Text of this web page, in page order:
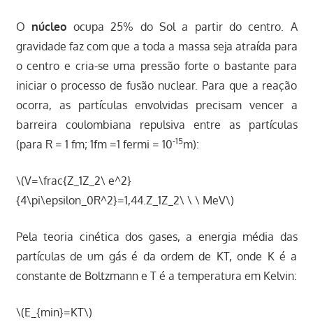
O núcleo ocupa 25% do Sol a partir do centro. A
gravidade faz com que a toda a massa seja atraída para
o centro e cria-se uma pressão forte o bastante para
iniciar o processo de fusão nuclear. Para que a reação
ocorra, as partículas envolvidas precisam vencer a
barreira coulombiana repulsiva entre as partículas
(para R = 1 fm; 1fm =1 fermi = 10-15m):
\(V=\frac{Z_1Z_2\ e^2}
{4\pi\epsilon_0R^2}=1,44.Z_1Z_2\ \ \ MeV\)
Pela teoria cinética dos gases, a energia média das
partículas de um gás é da ordem de KT, onde K é a
constante de Boltzmann e T é a temperatura em Kelvin:
\(E_{min}=KT\)